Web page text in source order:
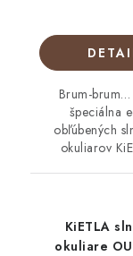
Brum-
špeciálna
obľúbených
okuliarov
KiETLA
okuliare